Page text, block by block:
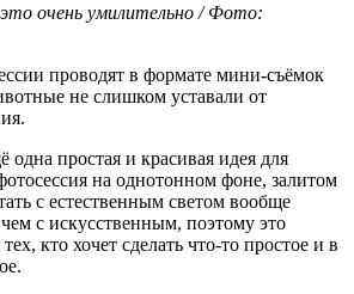
очень умилительно / Фото:
проводят в формате мини-съёмок
не слишком уставали от
простая и красивая идея для
на однотонном фоне, залитом
с естественным светом вообще
с искусственным, поэтому это
кто хочет сделать что-то простое и в